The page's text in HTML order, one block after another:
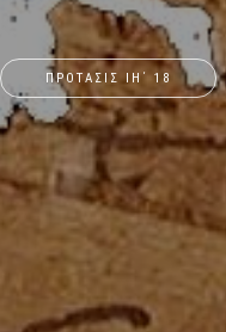
ΠΡΟΤΑΣΙΣ ΙΗ΄ 18